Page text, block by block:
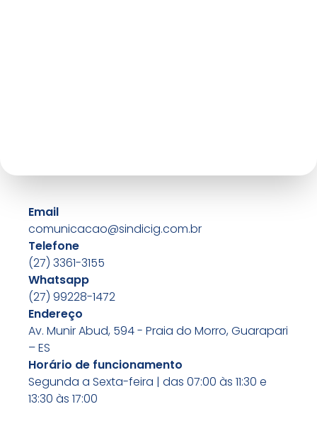
Email
comunicacao@sindicig.com.br
Telefone
(27) 3361-3155
Whatsapp
(27) 99228-1472
Endereço
Av. Munir Abud, 594 - Praia do Morro, Guarapari
– ES
Horário de funcionamento
Segunda a Sexta-feira | das 07:00 às 11:30 e
13:30 às 17:00